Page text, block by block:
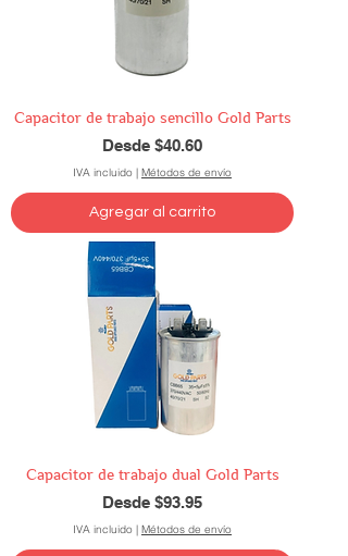
Capacitor de trabajo sencillo Gold Parts
Desde $40.60
Precio de oferta
IVA incluido | Métodos de envío
Agregar al carrito
Capacitor de trabajo dual Gold Parts
Desde $93.95
Precio de oferta
IVA incluido | Métodos de envío